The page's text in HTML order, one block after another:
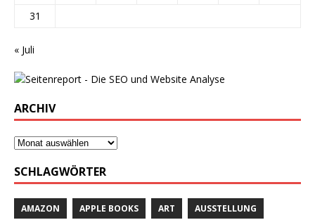
31
« Juli
ARCHIV
SCHLAGWÖRTER
AMAZON APPLE BOOKS ART AUSSTELLUNG